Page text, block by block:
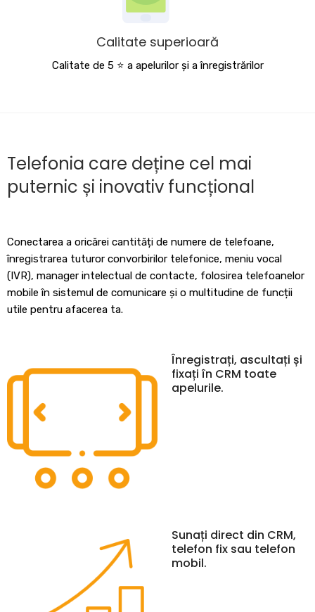
Calitate superioară
Calitate de 5 ⭐️ a apelurilor și a înregistrărilor
Telefonia care deține cel mai
puternic și inovativ funcțional
Conectarea a oricărei cantități de numere de telefoane,
înregistrarea tuturor convorbirilor telefonice, meniu vocal
(IVR), manager intelectual de contacte, folosirea telefoanelor
mobile în sistemul de comunicare și o multitudine de funcții
utile pentru afacerea ta.
Înregistrați, ascultați și
fixați în CRM toate
apelurile.
Sunați direct din CRM,
telefon fix sau telefon
mobil.